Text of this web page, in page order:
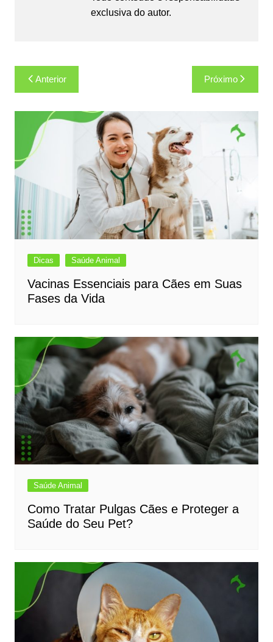
exclusiva do autor.
Navegação
de
Post
Anterior Próximo
Dicas Saúde Animal
Vacinas Essenciais para Cães em Suas
Fases da Vida
Saúde Animal
Como Tratar Pulgas Cães e Proteger a
Saúde do Seu Pet?